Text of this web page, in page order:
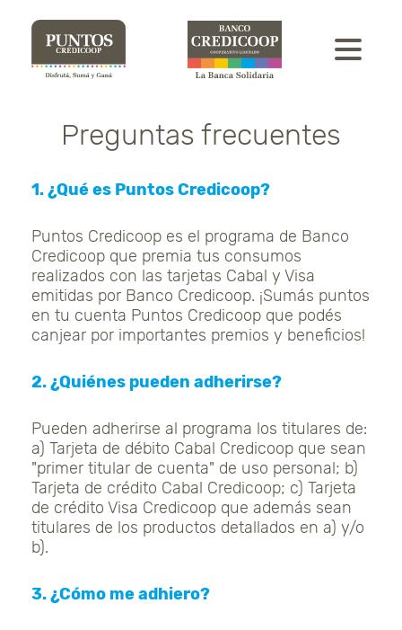
Preguntas frecuentes
1. ¿Qué es Puntos Credicoop?
Puntos Credicoop es el programa de Banco
Credicoop que premia tus consumos
realizados con las tarjetas Cabal y Visa
emitidas por Banco Credicoop. ¡Sumás puntos
en tu cuenta Puntos Credicoop que podés
canjear por importantes premios y beneficios!
2. ¿Quiénes pueden adherirse?
Pueden adherirse al programa los titulares de:
a) Tarjeta de débito Cabal Credicoop que sean
"primer titular de cuenta" de uso personal; b)
Tarjeta de crédito Cabal Credicoop; c) Tarjeta
de crédito Visa Credicoop que además sean
titulares de los productos detallados en a) y/o
b).
3. ¿Cómo me adhiero?